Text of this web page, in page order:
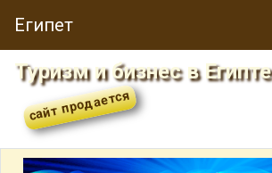
Египет
Туризм и бизнес в Египте